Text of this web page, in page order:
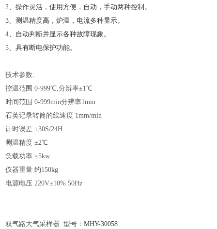
2、操作灵活，使用方便，自动，手动两种控制 。
3、测温精度高，炉温，电流多种显示。
4、自动判断并显示各种故障现象。
5、具有断电保护功能。
技术参数:
控温范围 0-999℃,分辨率±1℃
时间范围 0-999min分辨率1min
石英记录转筒的线速度 1mm/min
计时误差 ±30S/24H
测温精度 ±2℃
负载功率 ≤5kw
仪器重量 约150kg
电源电压 220V±10% 50Hz
双气路大气采样器 型号：MHY-30058